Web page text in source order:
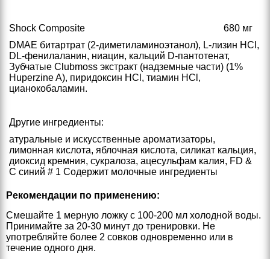
Shock Composite
680 мг
DMAE битартрат (2-диметиламиноэтанол), L-лизин HCl,
DL-фенилаланин, ниацин, кальций D-пантотенат,
Зубчатые Clubmoss экстракт (надземные части) (1%
Huperzine A), пиридоксин HCl, тиамин HCl,
цианокобаламин.
Другие ингредиенты:
атуральные и искусственные ароматизаторы,
лимонная кислота, яблочная кислота, силикат кальция,
диоксид кремния, сукралоза, ацесульфам калия, FD &
C синий # 1 Содержит молочные ингредиенты
Рекомендации по применению:
Смешайте 1 мерную ложку с 100-200 мл холодной воды.
Принимайте за 20-30 минут до тренировки. Не
употребляйте более 2 совков одновременно или в
течение одного дня.